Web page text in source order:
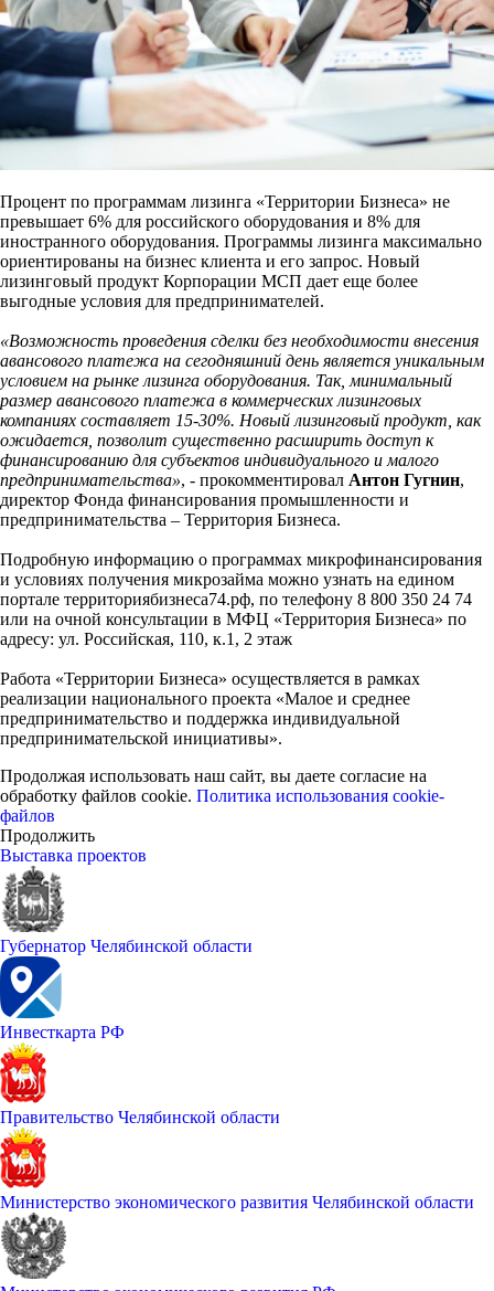
Процент по программам лизинга «Территории Бизнеса» не
превышает 6% для российского оборудования и 8% для
иностранного оборудования. Программы лизинга максимально
ориентированы на бизнес клиента и его запрос. Новый
лизинговый продукт Корпорации МСП дает еще более
выгодные условия для предпринимателей.
«Возможность проведения сделки без необходимости внесения
авансового платежа на сегодняшний день является уникальным
условием на рынке лизинга оборудования. Так, минимальный
размер авансового платежа в коммерческих лизинговых
компаниях составляет 15-30%. Новый лизинговый продукт, как
ожидается, позволит существенно расширить доступ к
финансированию для субъектов индивидуального и малого
предпринимательства», - прокомментировал Антон Гугнин,
директор Фонда финансирования промышленности и
предпринимательства – Территория Бизнеса.
Подробную информацию о программах микрофинансирования
и условиях получения микрозайма можно узнать на едином
портале территориябизнеса74.рф, по телефону 8 800 350 24 74
или на очной консультации в МФЦ «Территория Бизнеса» по
адресу: ул. Российская, 110, к.1, 2 этаж
Работа «Территории Бизнеса» осуществляется в рамках
реализации национального проекта «Малое и среднее
предпринимательство и поддержка индивидуальной
предпринимательской инициативы».
Продолжая использовать наш сайт, вы даете согласие на
обработку файлов cookie. Политика использования cookie-
файлов
Продолжить
Выставка проектов
Губернатор Челябинской области
Инвесткарта РФ
Правительство Челябинской области
Министерство экономического развития Челябинской области